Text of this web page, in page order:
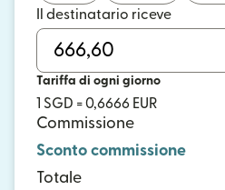
Il destinatario riceve
Tariffa di ogni giorno
1 SGD = 0,6666 EUR
Commissione
Sconto commissione
Totale